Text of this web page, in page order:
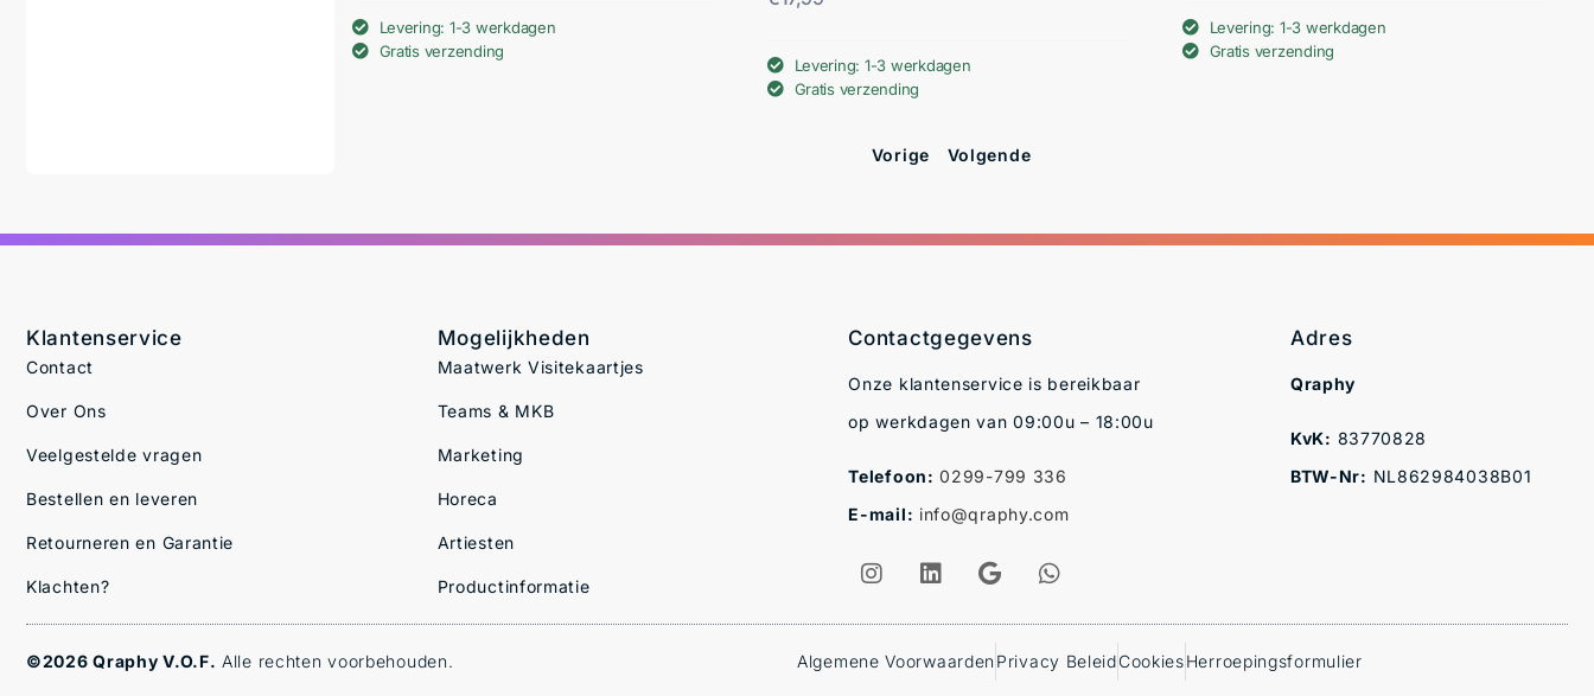
Levering: 1-3 werkdagen
Gratis verzending
Levering: 1-3 werkdagen
Gratis verzending
Levering: 1-3 werkdagen
Gratis verzending
Vorige Volgende
Klantenservice
Contact
Over Ons
Veelgestelde vragen
Bestellen en leveren
Retourneren en Garantie
Klachten?
Mogelijkheden
Maatwerk Visitekaartjes
Teams & MKB
Marketing
Horeca
Artiesten
Productinformatie
Contactgegevens
Onze klantenservice is bereikbaar
op werkdagen van 09:00u – 18:00u
Telefoon: 0299-799 336
E-mail: info@qraphy.com
Adres
Qraphy
KvK: 83770828
BTW-Nr: NL862984038B01
Algemene Voorwaarden Privacy BeleidCookiesHerroepingsformulier
©2026 Qraphy V.O.F. Alle rechten voorbehouden.